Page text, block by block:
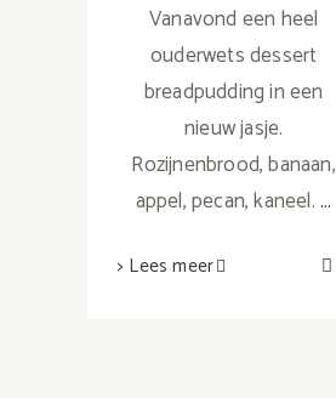
Vanavond een heel
ouderwets dessert
breadpudding in een
nieuw jasje.
Rozijnenbrood, banaan,
appel, pecan, kaneel....
> Lees meer